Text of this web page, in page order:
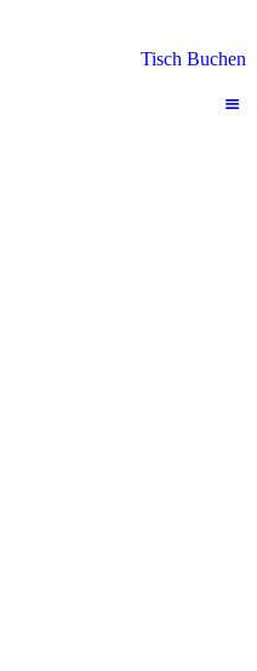
Tisch Buchen